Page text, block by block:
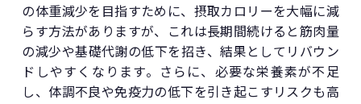
の体重減少を目指すために、摂取カロリーを大幅に減
らす方法がありますが、これは長期間続けると筋肉量
の減少や基礎代謝の低下を招き、結果としてリバウン
ドしやすくなります。さらに、必要な栄養素が不足
し、体調不良や免疫力の低下を引き起こすリスクも高